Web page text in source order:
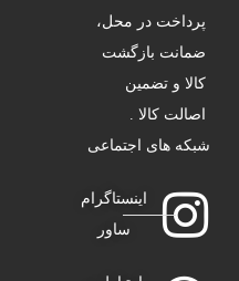
پرداخت در محل،
ضمانت بازگشت
کالا و تضمین
اصالت کالا .
شبکه های اجتماعی
اینستاگرام
ساور